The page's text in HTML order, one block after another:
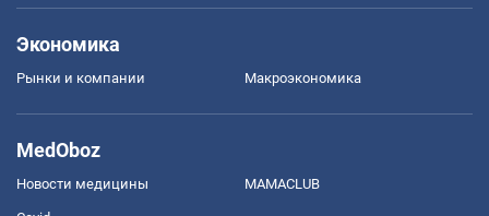
Экономика
Рынки и компании Mакроэкономика
MedOboz
Новости медицины MAMACLUB